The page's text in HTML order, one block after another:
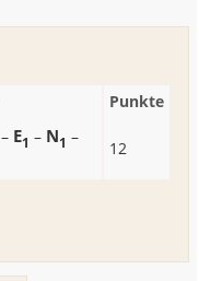
Punkte
– E1 – N1 –
12